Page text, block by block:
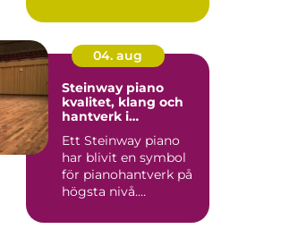
04. aug
Steinway piano
kvalitet, klang och
hantverk i
Ett Steinway piano
har blivit en symbol
för pianohantverk på
högsta nivå.
används på ko...